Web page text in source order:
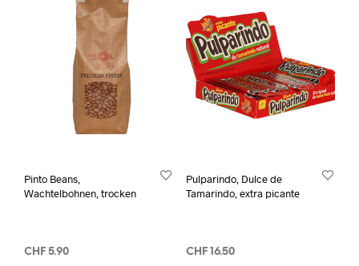
Pinto Beans,
Wachtelbohnen, trocken
CHF 5.90
Pulparindo, Dulce de
Tamarindo, extra picante
CHF16.50